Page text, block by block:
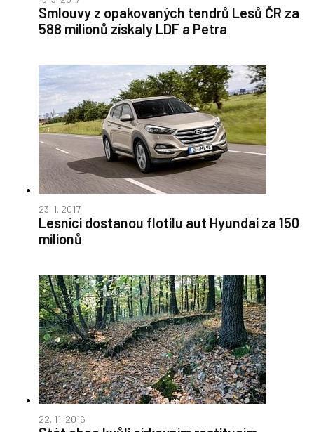
Smlouvy z opakovaných tendrů Lesů ČR za
588 milionů získaly LDF a Petra
23. 1. 2017
Lesníci dostanou flotilu aut Hyundai za 150
milionů
22. 11. 2016